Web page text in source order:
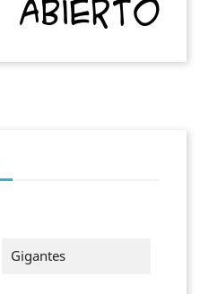
Gigantes